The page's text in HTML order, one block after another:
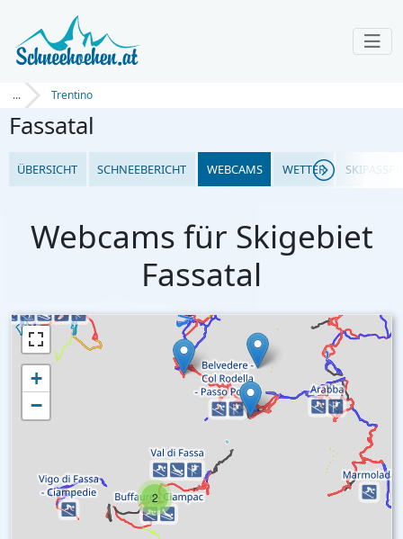
... Trentino
Fassatal
ÜBERSICHT SCHNEEBERICHT WEBCAMS WETTER
Webcams für Skigebiet
Fassatal
2
+
−